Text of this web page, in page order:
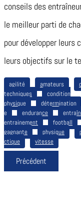
conseils des
le meilleur parti de
pour développer leurs
leurs objectifs sur le
agilité amateurs
techniques
condition
physique
détermination
e
endurance
entrainement
football
gagnante
physique
ctique
vitesse
Précédent